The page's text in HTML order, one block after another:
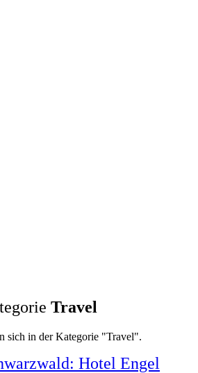
Travel
sich in der Kategorie "Travel".
Hotel Engel